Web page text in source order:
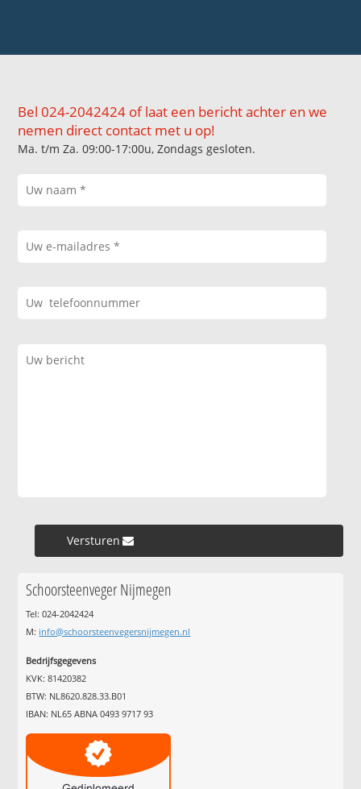
Bel 024-2042424 of laat een bericht achter en we
nemen direct contact met u op!
Ma. t/m Za. 09:00-17:00u, Zondags gesloten.
Versturen »
Schoorsteenveger Nijmegen
Tel: 024-2042424
M: info@schoorsteenvegersnijmegen.nl
Bedrijfsgegevens
KVK: 81420382
BTW: NL8620.828.33.B01
IBAN: NL65 ABNA 0493 9717 93